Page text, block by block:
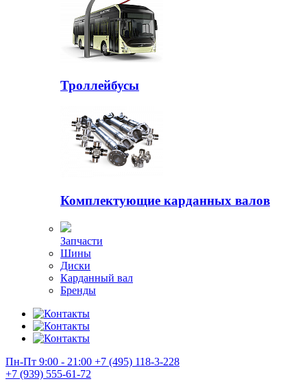
Троллейбусы
Комплектующие карданных валов
Запчасти
Шины
Диски
Карданный вал
Бренды
Пн-Пт 9:00 - 21:00 +7 (495) 118-3-228
+7 (939) 555-61-72